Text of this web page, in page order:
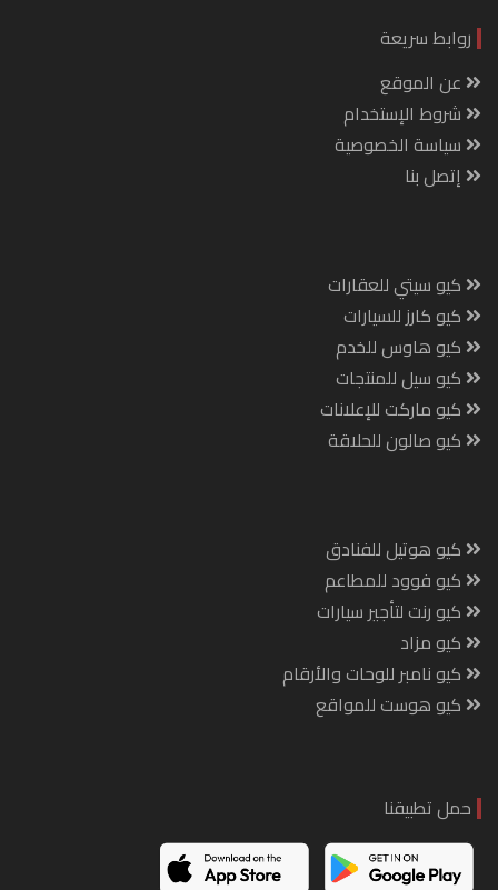
روابط سريعة
عن الموقع
شروط الإستخدام
سياسة الخصوصية
إتصل بنا
كيو سيتي للعقارات
كيو كارز للسيارات
كيو هاوس للخدم
كيو سيل للمنتجات
كيو ماركت للإعلانات
كيو صالون للحلاقة
كيو هوتيل للفنادق
كيو فوود للمطاعم
كيو رنت لتأجير سيارات
كيو مزاد
كيو نامبر للوحات والأرقام
كيو هوست للمواقع
حمل تطبيقنا